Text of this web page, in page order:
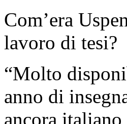
Com’era
lavoro di tesi?
“Molto
anno di
ancora